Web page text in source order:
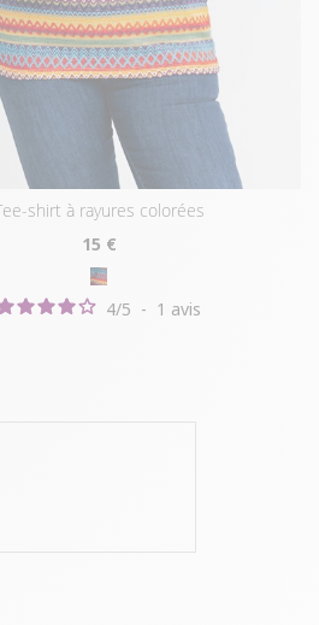
tee-shirt à rayures colorées
15 €
4/5 - 1 avis